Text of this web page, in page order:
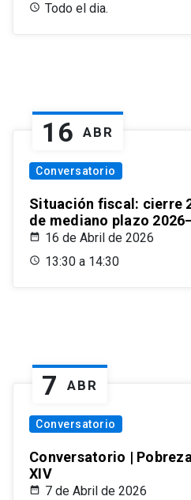
Todo el dia.
16 ABR
Conversatorio
Situación fiscal: cierre
de mediano plazo
16 de Abril de 2026
13:30 a 14:30
7 ABR
Conversatorio
Conversatorio |
XIV
7 de Abril de 2026